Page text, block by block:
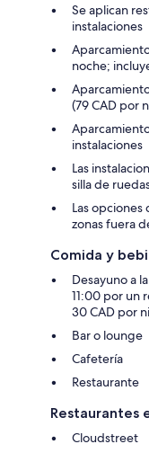
Se aplican
instalaciones
noche;
(79 CAD por
instalaciones
Las
silla de
Las opciones
zonas fuera
Comida y
Desayuno a
11:00 por un
30 CAD por
Bar o lounge
Cafetería
Restaurante
Restaurantes
Cloudstreet